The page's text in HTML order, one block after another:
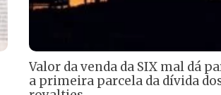
Valor da venda da SIX mal dá
a primeira parcela da dívida